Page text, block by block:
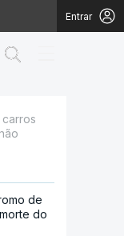
Entrar
carros
de
do